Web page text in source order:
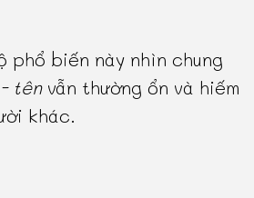
phổ biến này nhìn chung
tênvẫn thường ổn và hiếm
khác.